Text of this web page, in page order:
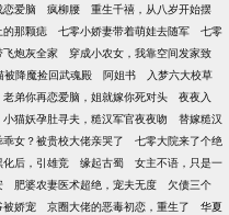
恋爱脑 疯柳腰
重生千禧，从八岁开始摆
的那颗痣 七零小娇妻带着萌娃去随军
七零
飞炮灰全家
穿成小农女，我靠空间发家致
被降魔捡回武魂殿 阿姐书
入梦六大校草
老弟你再恋爱脑，姐就嫁你死对头
夜夜入
小猫妖孕肚寻夫，糙汉军官夜夜吻
替嫁糙汉
乖女？被贵校大佬亲哭了
七零大院来了个绝
后，引雄竞 缘起古蜀
女主不语，只是一
肥婆农妻医术超绝，宠夫无度
欠债三个
被娇宠 京圈大佬的恶毒初恋，重生了
华夏